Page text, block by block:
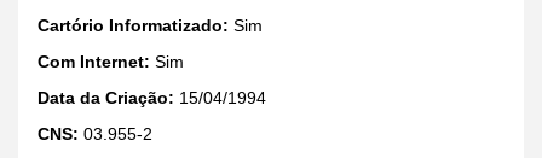
Cartório Informatizado: Sim
Com Internet: Sim
Data da Criação: 15/04/1994
CNS: 03.955-2